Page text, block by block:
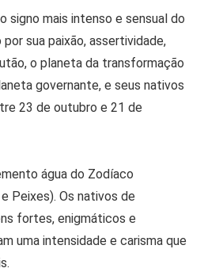
signo mais intenso e sensual do
sua paixão, assertividade,
o planeta da transformação
governante, e seus nativos
23 de outubro e 21 de
água do Zodíaco
Peixes). Os nativos de
fortes, enigmáticos e
uma intensidade e carisma que